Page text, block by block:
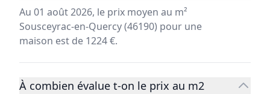
Au 01 août 2026, le prix moyen au m²
Sousceyrac-en-Quercy (46190) pour une
maison est de 1224 €.
À combien évalue t-on le prix au m2